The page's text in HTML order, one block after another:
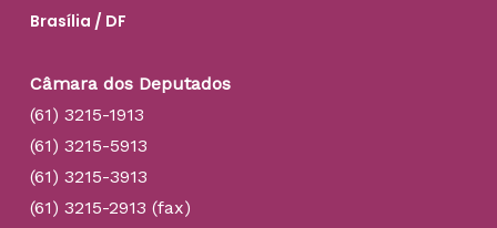
Brasília / DF
Câmara dos Deputados
(61) 3215-1913
(61) 3215-5913
(61) 3215-3913
(61) 3215-2913 (fax)